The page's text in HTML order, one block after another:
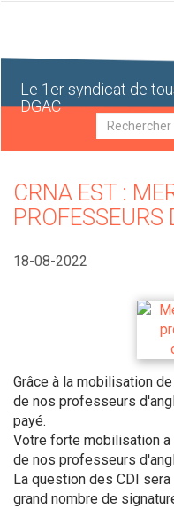
Le 1er syndicat de
DGAC
Recherche
CRNA EST :
PROFESSEURS
18-08-2022
Grâce à la mobilisation
de nos professeurs
payé.
Votre forte mobilisation
de nos professeurs
La question des CDI
grand nombre de